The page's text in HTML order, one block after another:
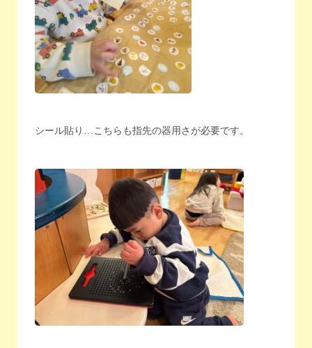
シール貼り…こちらも指先の器用さが必要です。